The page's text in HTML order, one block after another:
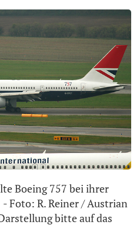
Boeing 757 bei ihrer
Foto: R. Reiner / Austrian
bitte auf das